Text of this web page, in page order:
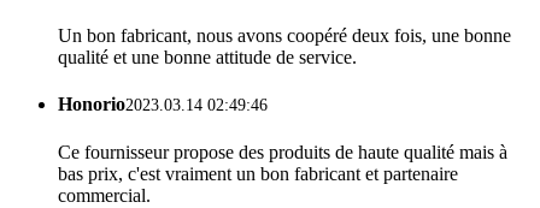
Un bon fabricant, nous avons coopéré deux fois, une bonne
qualité et une bonne attitude de service.
Honorio2023.03.14 02:49:46
Ce fournisseur propose des produits de haute qualité mais à
bas prix, c'est vraiment un bon fabricant et partenaire
commercial.